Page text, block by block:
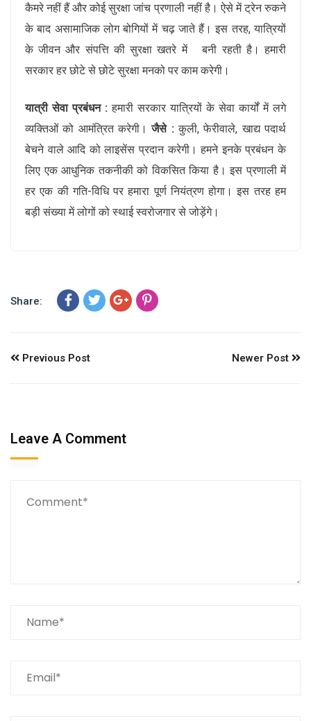
कैमरे नहीं हैं और कोई सुरक्षा जांच प्रणाली नहीं है। ऐसे में ट्रेन रुकने
के बाद असामाजिक लोग बोगियों में चढ़ जाते हैं। इस तरह, यात्रियों
के जीवन और संपत्ति की सुरक्षा खतरे में बनी रहती है। हमारी
सरकार हर छोटे से छोटे सुरक्षा मनको पर काम करेगी।
यात्री सेवा प्रबंधन : हमारी सरकार यात्रियों के सेवा कार्यों में लगे
व्यक्तिओं को आमंत्रित करेगी।जैसे : कुली, फेरीवाले, खाद्य पदार्थ
बेचने वाले आदि को लाइसेंस प्रदान करेगी। हमने इनके प्रबंधन के
लिए एक आधुनिक तकनीकी को विकसित किया है। इस प्रणाली में
हर एक की गति-विधि पर हमारा पूर्ण नियंत्रण होगा। इस तरह हम
बड़ी संख्या में लोगों को स्थाई स्वरोजगार से जोड़ेंगे।
Share:
Previous Post Newer Post
Leave A Comment